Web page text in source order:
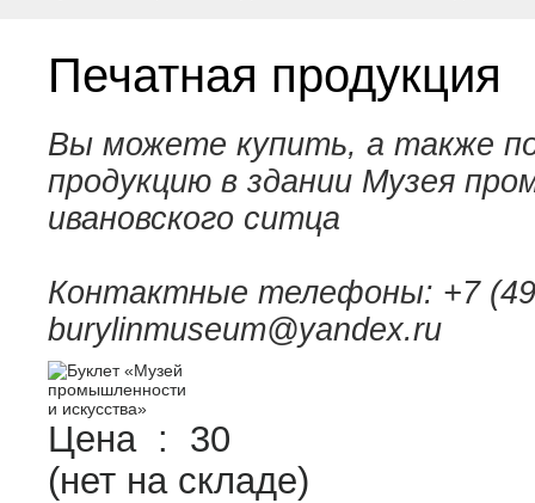
Печатная продукция
Вы можете купить, а также
продукцию в здании Музея
ивановского ситца
Контактные телефоны: +7
burylinmuseum@yandex.ru
Цена : 30
(нет на складе)